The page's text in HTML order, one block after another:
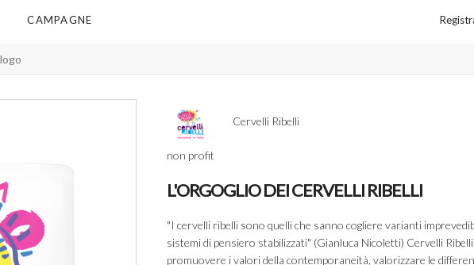
CAMPAGNE
Cervelli Ribelli
non profit
L'ORGOGLIO DEI CERVELLI RIBELLI
"I cervelli ribelli sono quelli che sanno cogliere varianti
sistemi di pensiero stabilizzati" (Gianluca Nicoletti) Cervelli
promuovere i valori della contemporaneità, valorizzare le